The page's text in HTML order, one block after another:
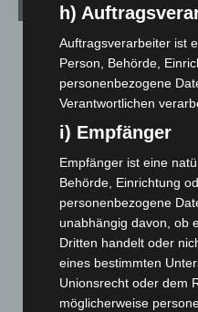
Kategorien
Blaulicht
Corona-News
Hannover und Region
Langenhagen und Ortsteile
Leserbriefe
Menschen
Über uns
Veranstaltungen
h)
Auftragsverarbeiter ist
Person, Behörde,
personenbezogene
Verantwortlichen
i) Empfänger
Empfänger ist eine
Behörde, Einrichtung
personenbezogene
unabhängig davon, ob
Dritten handelt oder
eines bestimmten
Unionsrecht oder dem
möglicherweise